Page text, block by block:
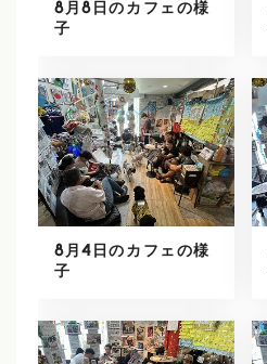
8月8日のカフェの様
子
8月4日のカフェの様
子